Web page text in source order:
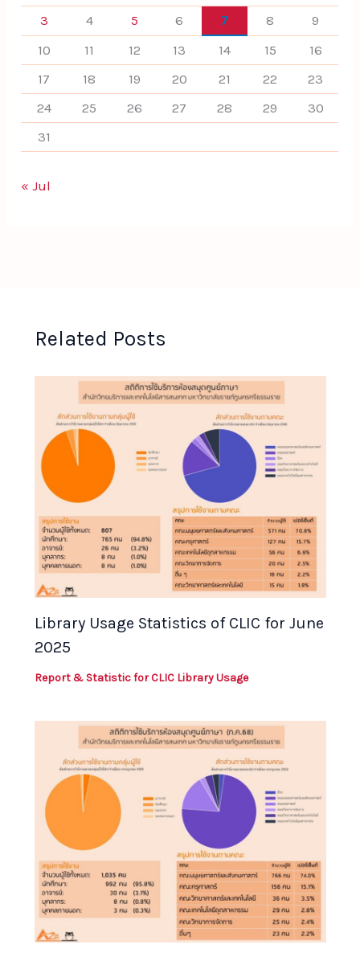
3
4 5 6 7 8
9
10
11 12 13 14 15
16
17
18 19 20 21 22
23
24
25 26 27 28 29
30
31
« Jul
Related Posts
Library Usage Statistics of CLIC for June
2025
Report & Statistic for CLIC Library Usage